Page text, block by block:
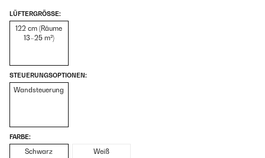
LÜFTERGRÖSSE:
122 cm (Räume
13–25 m²)
STEUERUNGSOPTIONEN:
Wandsteuerung
FARBE:
Schwarz Weiß